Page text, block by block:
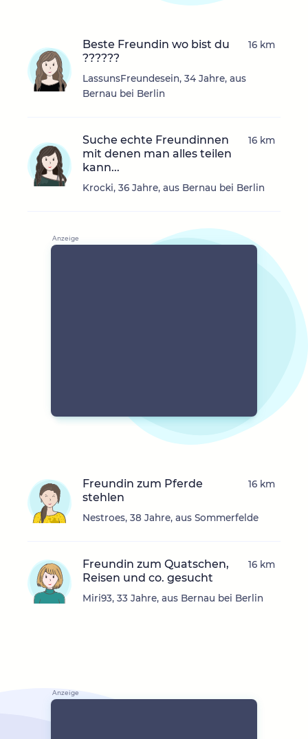
Beste Freundin wo bist du
??????
LassunsFreundesein, 34 Jahre, aus
Bernau bei Berlin
16 km
Suche echte Freundinnen
mit denen man alles teilen
kann...
Krocki, 36 Jahre, aus Bernau bei Berlin
16 km
Freundin zum Pferde
stehlen
Nestroes, 38 Jahre, aus Sommerfelde
16 km
Freundin zum Quatschen,
Reisen und co. gesucht
Miri93, 33 Jahre, aus Bernau bei Berlin
16 km